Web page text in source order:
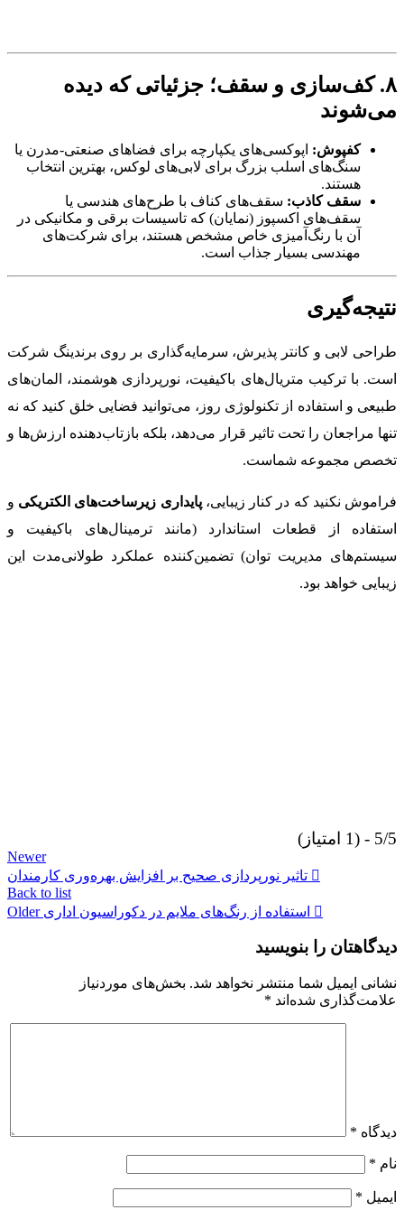
۸. کف‌سازی و سقف؛ جزئیاتی که دیده
می‌شوند
کفپوش: اپوکسی‌های یکپارچه برای فضاهای صنعتی-مدرن یا
سنگ‌های اسلب بزرگ برای لابی‌های لوکس، بهترین انتخاب
هستند.
سقف کاذب: سقف‌های کناف با طرح‌های هندسی یا
سقف‌های اکسپوز (نمایان) که تاسیسات برقی و مکانیکی در
آن با رنگ‌آمیزی خاص مشخص هستند، برای شرکت‌های
مهندسی بسیار جذاب است.
نتیجه‌گیری
طراحی لابی و کانتر پذیرش، سرمایه‌گذاری بر روی برندینگ شرکت
است. با ترکیب متریال‌های باکیفیت، نورپردازی هوشمند، المان‌های
طبیعی و استفاده از تکنولوژی روز، می‌توانید فضایی خلق کنید که نه
تنها مراجعان را تحت تاثیر قرار می‌دهد، بلکه بازتاب‌دهنده ارزش‌ها و
تخصص مجموعه شماست.
فراموش نکنید که در کنار زیبایی،پایداری زیرساخت‌های الکتریکی و
استفاده از قطعات استاندارد (مانند ترمینال‌های باکیفیت و
سیستم‌های مدیریت توان) تضمین‌کننده عملکرد طولانی‌مدت این
زیبایی خواهد بود.
5/5 - (1 امتیاز)
Newer
تاثیر نورپردازی صحیح بر افزایش بهره‌وری کارمندان
Back to list
Older استفاده از رنگ‌های ملایم در دکوراسیون اداری
دیدگاهتان را بنویسید
نشانی ایمیل شما منتشر نخواهد شد. بخش‌های موردنیاز
علامت‌گذاری شده‌اند *
دیدگاه *
نام *
ایمیل *